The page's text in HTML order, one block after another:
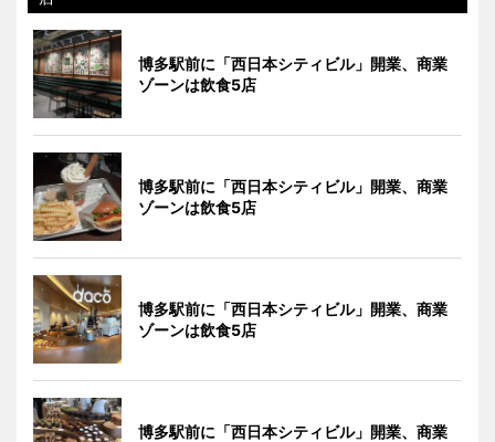
博多駅前に「西日本シティビル」開業、商業
ゾーンは飲食5店
博多駅前に「西日本シティビル」開業、商業
ゾーンは飲食5店
博多駅前に「西日本シティビル」開業、商業
ゾーンは飲食5店
博多駅前に「西日本シティビル」開業、商業